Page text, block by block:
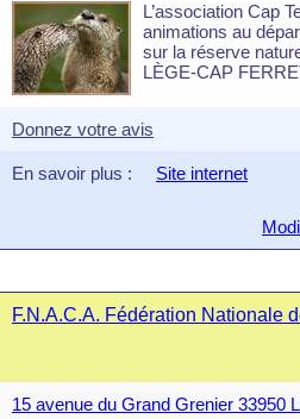
L’association Cap
animations au
sur la réserve
LÈGE-CAP
Donnez votre avis
En savoir plus : Site internet
F.N.A.C.A. Fédération Nationale
15 avenue du Grand Grenier 33950